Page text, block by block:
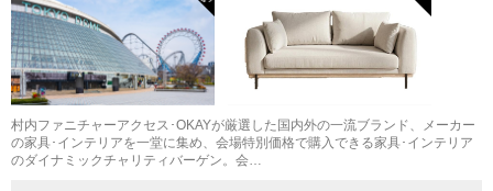
村内ファニチャーアクセス･OKAYが厳選した国内外の一流ブランド、メーカー
の家具･インテリアを一堂に集め、会場特別価格で購入できる家具･インテリア
のダイナミックチャリティバーゲン。会…